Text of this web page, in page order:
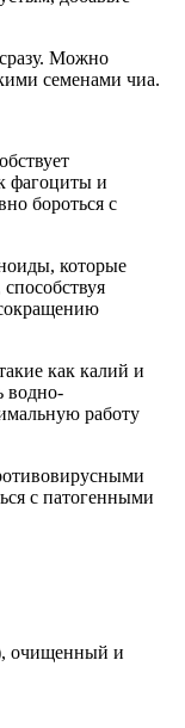
Можно
семенами чиа.
фагоциты и
бороться с
которые
как калий и
водно-
работу
с патогенными
очищенный и